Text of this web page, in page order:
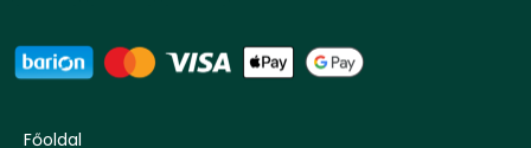
Főoldal